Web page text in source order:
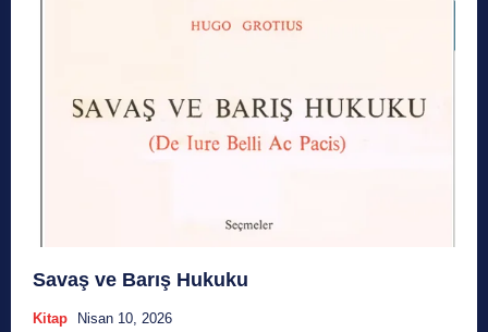
Savaş ve Barış Hukuku
Kitap Nisan 10, 2026